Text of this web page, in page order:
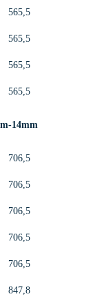
565,5
565,5
565,5
565,5
14mm
706,5
706,5
706,5
706,5
706,5
847,8